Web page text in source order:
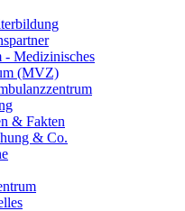
- Medizinisches
(MVZ)
& Fakten
& Co.